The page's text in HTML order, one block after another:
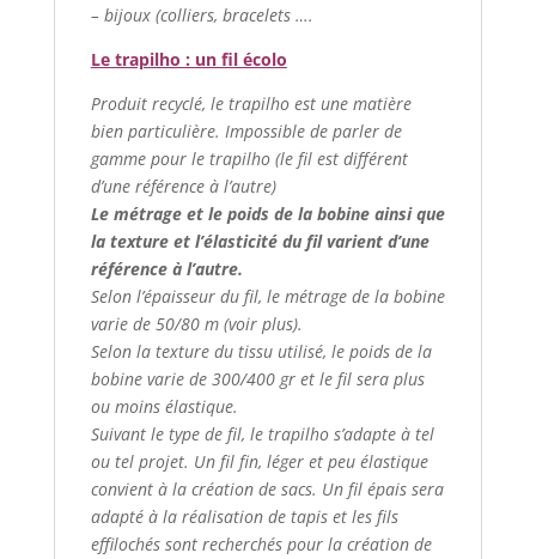
– bijoux (colliers, bracelets ….
Le trapilho : un fil écolo
Produit recyclé, le trapilho est une matière
bien particulière. Impossible de parler de
gamme pour le trapilho (le fil est différent
d’une référence à l’autre)
Le métrage et le poids de la bobine ainsi que
la texture et l’élasticité du fil varient d’une
référence à l’autre.
Selon l’épaisseur du fil, le métrage de la bobine
varie de 50/80 m (voir plus).
Selon la texture du tissu utilisé, le poids de la
bobine varie de 300/400 gr et le fil sera plus
ou moins élastique.
Suivant le type de fil, le trapilho s’adapte à tel
ou tel projet. Un fil fin, léger et peu élastique
convient à la création de sacs. Un fil épais sera
adapté à la réalisation de tapis et les fils
effilochés sont recherchés pour la création de